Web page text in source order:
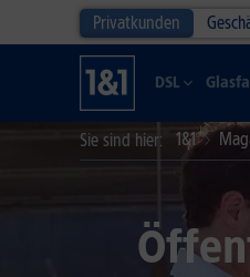
Privatkunden
DSL
Sie sind hier 1&1